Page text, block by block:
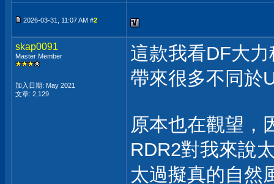
2026-03-31, 11:07 AM #2
skap0091
Master Member
加入日期: May 2021
文章: 2,129
這款我看DF大
帶來很多不同於
原本也在觀望，
RDR2對我來說
太過擬真的自然